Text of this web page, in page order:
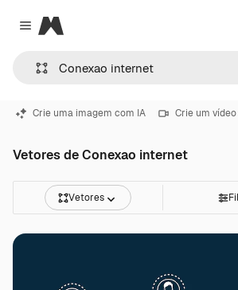
Close menu
Magnific
Crie uma imagem com IA Crie um
Vetores de Conexao internet
Vetores